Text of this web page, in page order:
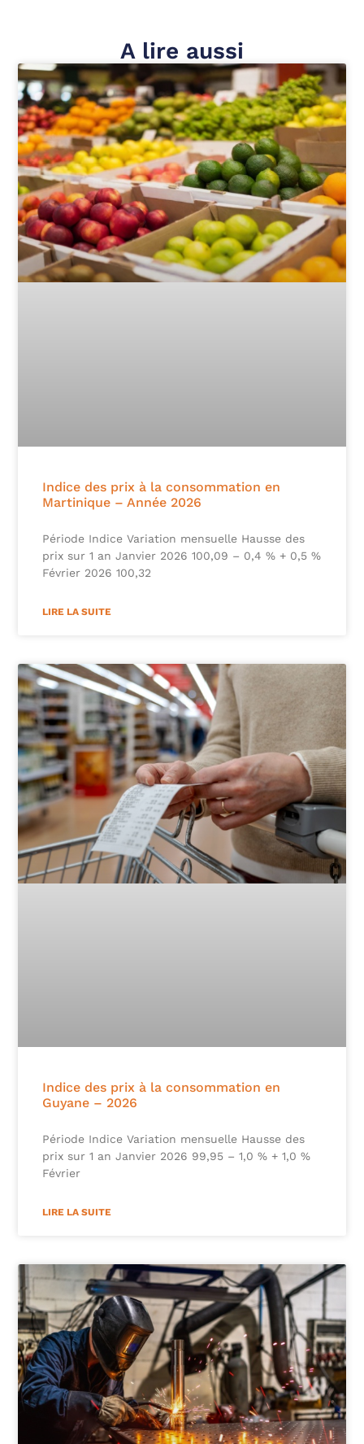
A lire aussi
Indice des prix à la consommation en
Martinique – Année 2026
Période Indice Variation mensuelle Hausse des
prix sur 1 an Janvier 2026 100,09 – 0,4 % + 0,5 %
Février 2026 100,32
LIRE LA SUITE
Indice des prix à la consommation en
Guyane – 2026
Période Indice Variation mensuelle Hausse des
prix sur 1 an Janvier 2026 99,95 – 1,0 % + 1,0 %
Février
LIRE LA SUITE